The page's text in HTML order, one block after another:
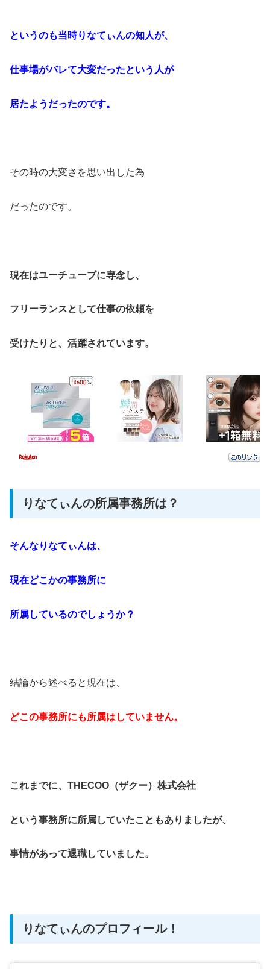
というのも当時りなてぃんの知人が、
仕事場がバレて大変だったという人が
居たようだったのです。
その時の大変さを思い出した為
だったのです。
現在はユーチューブに専念し、
フリーランスとして仕事の依頼を
受けたりと、活躍されています。
りなてぃんの所属事務所は？
そんなりなてぃんは、
現在どこかの事務所に
所属しているのでしょうか？
結論から述べると現在は、
どこの事務所にも所属はしていません。
これまでに、THECOO（ザクー）株式会社
という事務所に所属していたこともありましたが、
事情があって退職していました。
りなてぃんのプロフィール！